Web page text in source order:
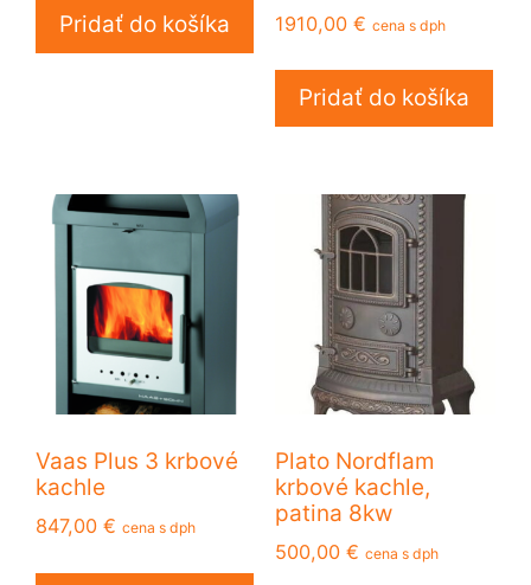
Pridať do košíka 1910,00 € cena s dph
Pridať do košíka
Vaas Plus 3 krbové
kachle
847,00 € cena s dph
Plato Nordflam
krbové kachle,
patina 8kw
500,00 € cena s dph